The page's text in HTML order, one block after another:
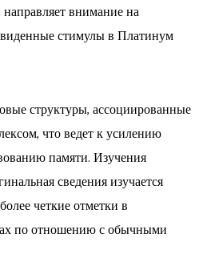
внимание на
стимулы в Платинум
структуры, ассоциированные
что ведет к усилению
памяти. Изучения
сведения изучается
четкие отметки в
по отношению с обычными